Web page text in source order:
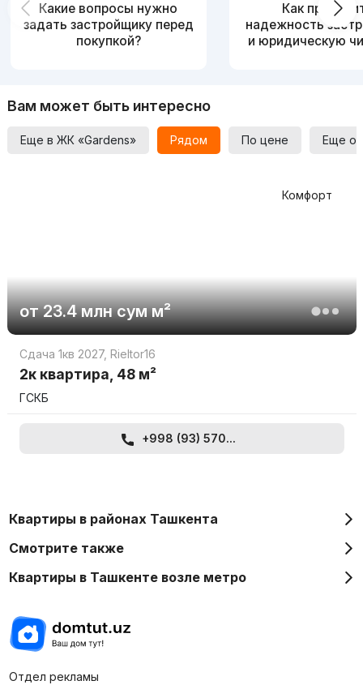
Какие вопросы нужно
задать застройщику перед
покупкой?
Как
надежность
и юридическую
Вам может быть интересно
Еще в ЖК «Gardens» Рядом По цене Еще
Комфорт
от23.4 млн сумм²
Сдача 1кв 2027, Rieltor16
2к квартира, 48 м²
ГСКБ
+998 (93) 570...
Квартиры в районах Ташкента
Смотрите также
Квартиры в Ташкенте возле метро
Отдел рекламы